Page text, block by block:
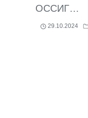
ОССИГ…
29.10.2024